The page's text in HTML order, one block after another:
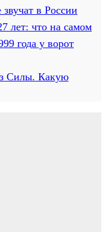
в России
лет: что на самом
года у ворот
Силы. Какую